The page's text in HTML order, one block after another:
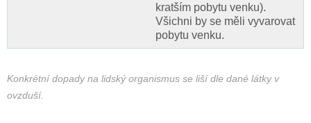
kratším pobytu venku).
Všichni by se měli vyvarovat
pobytu venku.
Konkrétní dopady na lidský organismus se liší dle dané látky v
ovzduší.